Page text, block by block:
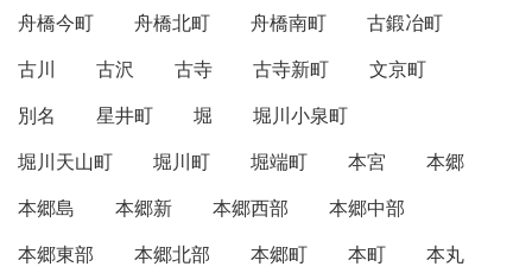
舟橋今町
舟橋北町 舟橋南町
古鍛冶町
古川
古沢 古寺 古寺新町
文京町
別名
星井町 堀
堀川小泉町
堀川天山町
堀川町 堀端町 本宮
本郷
本郷島
本郷新 本郷西部
本郷中部
本郷東部
本郷北部 本郷町 本町
本丸